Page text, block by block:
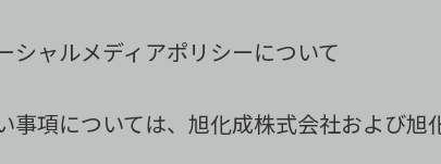
シャルメディアポリシーについて
事項については、旭化成株式会社および